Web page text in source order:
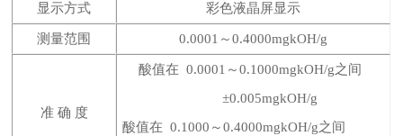
显示方式 彩色液晶屏显示
测量范围 0.0001～0.4000mgkOH/g
准 确 度
酸值在 0.0001～0.1000mgkOH/g之间
±0.005mgkOH/g
酸值在 0.1000～0.4000mgkOH/g之间